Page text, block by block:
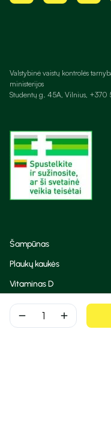
remove add
Valstybinė vaistų kontrolės
ministerijos
Studentų g. 45A, Vilnius, +370
Šampūnas
Plaukų kaukės
Vitaminas D
Korėjietiška kosmetika
Dezodorantas